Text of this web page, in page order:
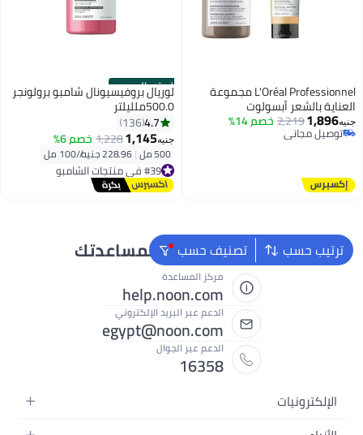
L'Oréal Professionnel مجموعة
العناية بالشعر أبسولوت
جنيه1,896
2,219خصم 14%
توصيل مجاني
توصيل مجاني
الستور الرسمي
لوريال بروفيسيونال شامبو برولونجر
500.0ملليلتر
4.7
136
جنيه1,145
1,228خصم 6%
500 مل | #39 في منتجات الشامبو
توصيل مجاني
#39 في منتجات الشامبو
ترتيب حسب تصنيف حسب
نحن دائماً جاهزون لمساعدتك
مركز المساعدة
help.noon.com
الدعم عبر البريد الإلكتروني
egypt@noon.com
الدعم عبر الجوال
16358
الإلكترونيات
الهواتف المتحركة